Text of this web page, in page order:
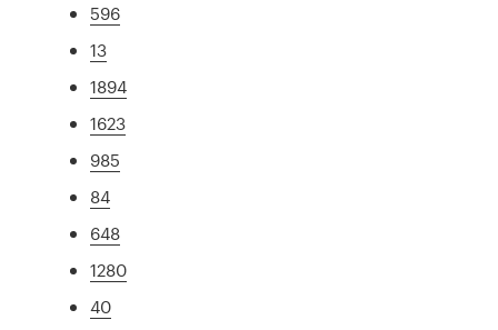
596
13
1894
1623
985
84
648
1280
40